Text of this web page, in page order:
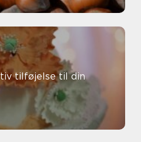
tilføjelse til din